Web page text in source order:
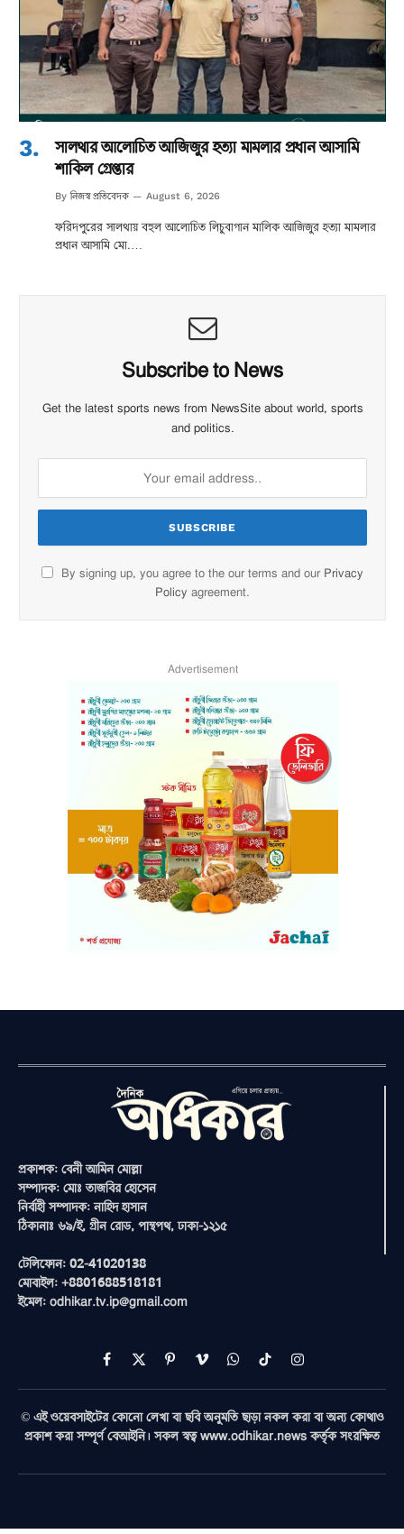
সালথার আলোচিত আজিজুর হত্যা মামলার প্রধান আসামি
শাকিল গ্রেপ্তার
By নিজস্ব প্রতিবেদক August 6, 2026
ফরিদপুরের সালথায় বহুল আলোচিত লিচুবাগান মালিক আজিজুর হত্যা মামলার
প্রধান আসামি মো.…
Subscribe to News
Get the latest sports news from NewsSite about world, sports
and politics.
By signing up, you agree to the our terms and our Privacy
Policy agreement.
Advertisement
প্রকাশক: বেনী আমিন মোল্লা
সম্পাদক: মোঃ তাজবির হোসেন
নির্বাহী সম্পাদক: নাহিদ হাসান
ঠিকানাঃ ৬৯/ই, গ্রীন রোড, পান্থপথ, ঢাকা-১২১৫
টেলিফোন: 02-41020138
মোবাইল: +8801688518181
ইমেল: odhikar.tv.ip@gmail.com
Facebook
X
(Twitter)
PinterestVimeoWhatsAppTikTokInstagram
© এই ওয়েবসাইটের কোনো লেখা বা ছবি অনুমতি ছাড়া নকল করা বা অন্য কোথাও
প্রকাশ করা সম্পূর্ণ বেআইনি। সকল স্বত্ব www.odhikar.news কর্তৃক সংরক্ষিত